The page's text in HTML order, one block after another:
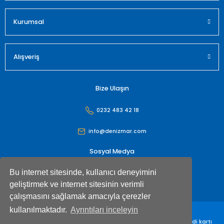
Bu internet sitesinde, kullanıcı deneyimini
geliştirmek ve internet sitesinin verimli
çalışmasını sağlamak amacıyla çerezler
kullanılmaktadır. Ayrıntıları inceleyin
Kurumsal
Alışveriş
Bize Ulaşın
0232 483 42 18
info@denizmar.com
Sosyal Medya
Denizmar İç Dış Ticaret Anonim Şirketi© Tüm hakları saklıdır. Kredi kartı